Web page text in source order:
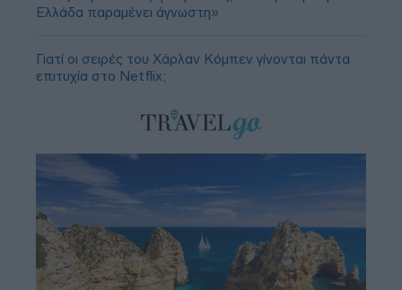
Ελλάδα παραμένει άγνωστη»
Γιατί οι σειρές του Χάρλαν Κόμπεν γίνονται πάντα
επιτυχία στο Netflix;